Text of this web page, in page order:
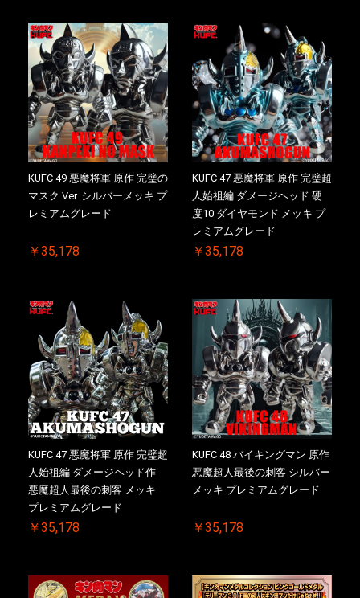
KUFC 49 悪魔将軍 原作 完璧の
マスク Ver. シルバーメッキ プ
レミアムグレード
￥35,178
KUFC 47 悪魔将軍 原作 完璧超
人始祖編 ダメージヘッド 硬
度10 ダイヤモンド メッキ プ
レミアムグレード
￥35,178
KUFC 47 悪魔将軍 原作 完璧超
人始祖編 ダメージヘッド作
悪魔超人最後の刺客 メッキ
プレミアムグレード
￥35,178
KUFC 48 バイキングマン 原作
悪魔超人最後の刺客 シルバー
メッキ プレミアムグレード
￥35,178